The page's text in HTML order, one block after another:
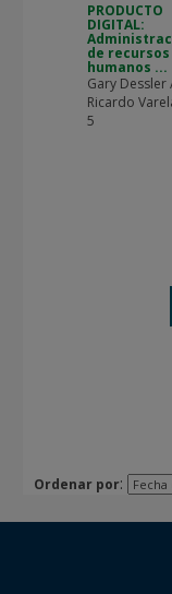
PRODUCTO
DIGITAL:
de recursos
humanos ...
Gary Dessler
Ricardo
5
Ordenar por: